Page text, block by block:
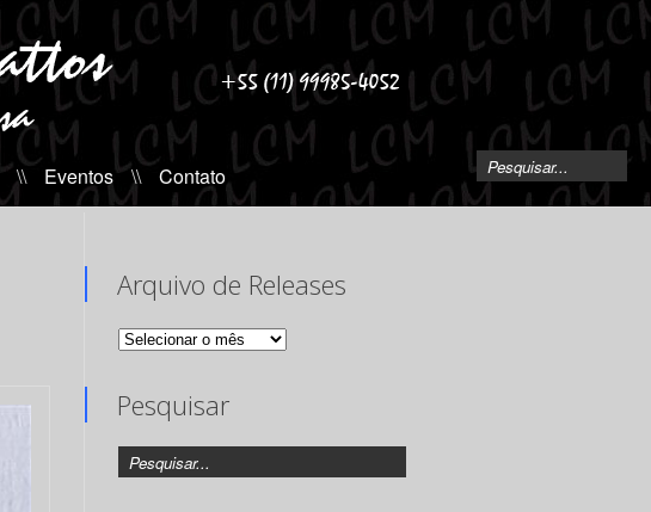
\\ Eventos \\ Contato
Arquivo de Releases
Arquivo
Pesquisar